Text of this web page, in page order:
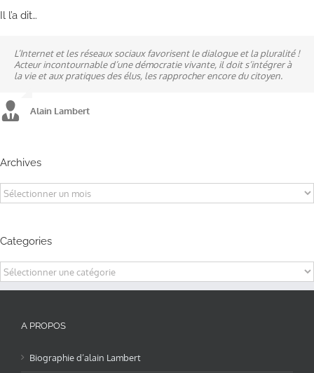
Il l’a dit…
L’Internet et les réseaux sociaux favorisent le dialogue et la pluralité !
Acteur incontournable d’une démocratie vivante, il doit s’intégrer à
la vie et aux pratiques des élus, les rapprocher encore du citoyen.
Alain Lambert
Ne pas subir, mais construire son destin, telle est la philosophie qui
n’a cessé de mobiliser la ville d’Alençon, son agglomération et ses
élus.
Alain Lambert
A mes yeux, la politique est synonyme de service : un sénateur doit
être au service des élus et des communes comme un maire sait si bien
l’être au service des habitants.
Alain Lambert
Archives
Archives
Categories
Categories
A PROPOS
Biographie d’alain Lambert